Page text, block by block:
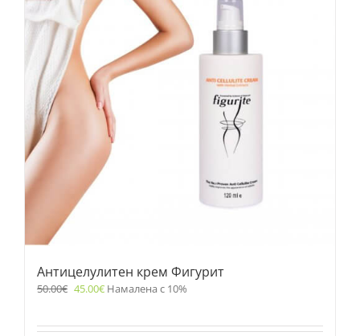
Антицелулитен крем Фигурит
50.00€ 45.00€ Намалена с 10%